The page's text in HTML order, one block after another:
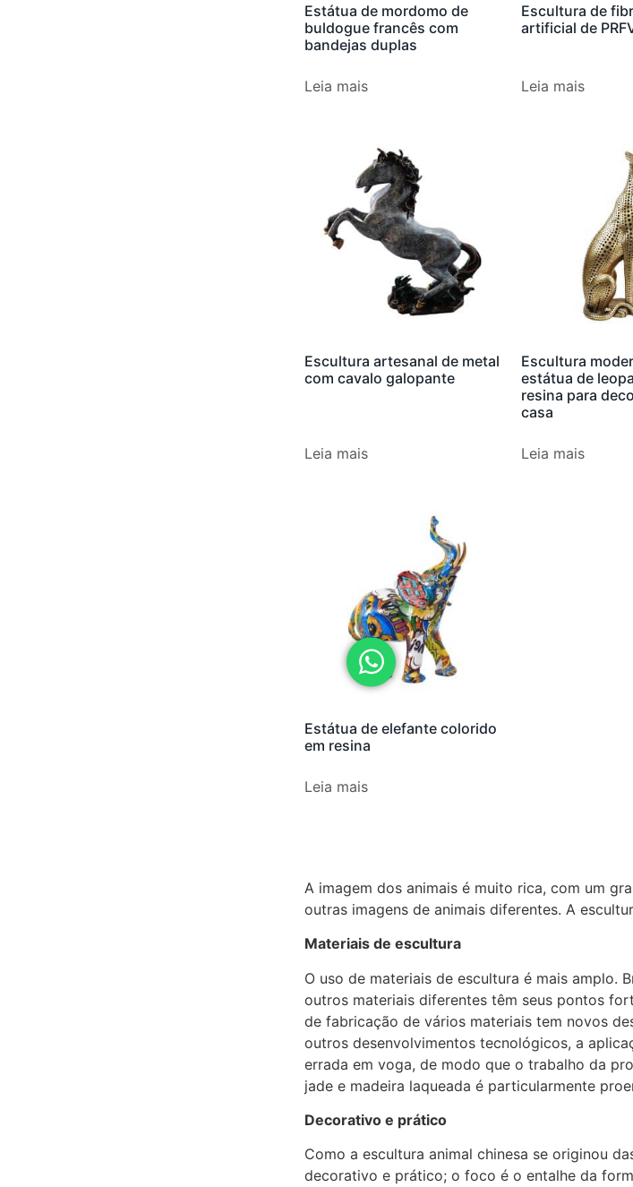
Estátua de mordomo de
buldogue francês com
bandejas duplas
Leia mais
Escultura de
artificial de
Leia mais
Escultura artesanal de metal
com cavalo galopante
Leia mais
Escultura
estátua de
resina para
casa
Leia mais
Estátua de elefante colorido
em resina
Leia mais
A imagem dos animais é muito rica, com um
outras imagens de animais diferentes. A
Materiais de escultura
O uso de materiais de escultura é mais amplo.
outros materiais diferentes têm seus pontos
de fabricação de vários materiais tem novos
outros desenvolvimentos tecnológicos, a
errada em voga, de modo que o trabalho da
jade e madeira laqueada é particularmente
Decorativo e prático
Como a escultura animal chinesa se originou
decorativo e prático; o foco é o entalhe da